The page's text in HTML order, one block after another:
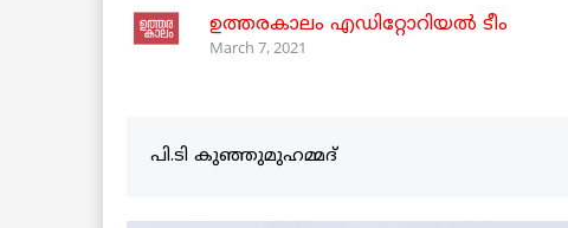
ഉത്തരകാലം എഡിറ്റോറിയല്‍ ടീം
March 7, 2021
പി.ടി കുഞ്ഞുമുഹമ്മദ്